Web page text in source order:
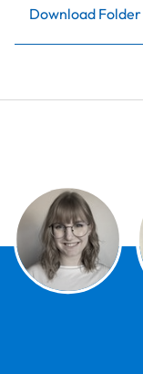
Download Folder